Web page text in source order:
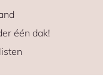
één dak!